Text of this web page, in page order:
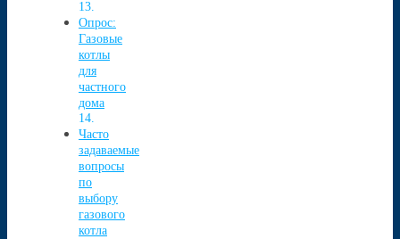
Опрос:
Газовые
котлы
для
частного
дома
Часто
задаваемые
вопросы
по
выбору
газового
котла